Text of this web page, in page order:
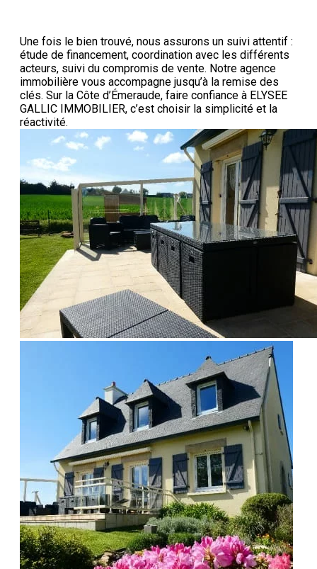
Une fois le bien trouvé, nous assurons un suivi attentif :
étude de financement, coordination avec les différents
acteurs, suivi du compromis de vente. Notre agence
immobilière vous accompagne jusqu’à la remise des
clés. Sur la Côte d’Émeraude, faire confiance à ELYSEE
GALLIC IMMOBILIER, c’est choisir la simplicité et la
réactivité.